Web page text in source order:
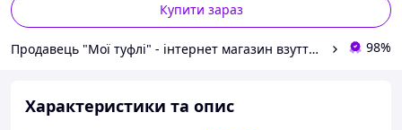
Купити зараз
Продавець "Мої туфлі" - інтернет магазин взуття на всі випадки життя. 98%
Характеристики та опис